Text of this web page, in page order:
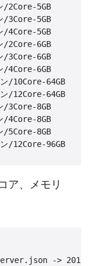
2Core-5GB
3Core-5GB
4Core-5GB
2Core-6GB
3Core-6GB
4Core-6GB
/10Core-64GB
/12Core-64GB
8GB
8GB
5Core-8GB
ア、メモリ
-> 201